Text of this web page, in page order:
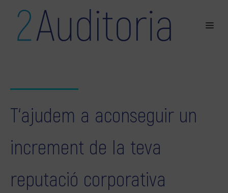
T‘ajudem a aconseguir un
increment de la teva
reputació corporativa